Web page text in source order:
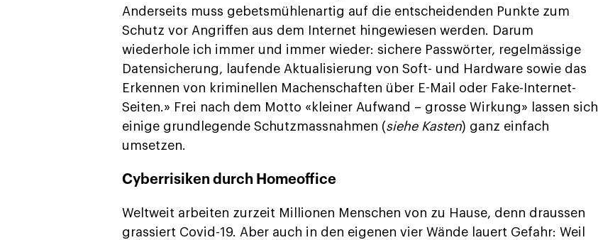
Anderseits muss gebetsmühlenartig auf die entscheidenden Punkte zum
Schutz vor Angriffen aus dem Internet hingewiesen werden. Darum
wiederhole ich immer und immer wieder: sichere Passwörter, regelmässige
Datensicherung, laufende Aktualisierung von Soft- und Hardware sowie das
Erkennen von kriminellen Machenschaften über E-Mail oder Fake-Internet-
Seiten.» Frei nach dem Motto «kleiner Aufwand – grosse Wirkung» lassen sich
einige grundlegende Schutzmassnahmen (siehe Kasten) ganz einfach
umsetzen.
Cyberrisiken durch Homeoffice
Weltweit arbeiten zurzeit Millionen Menschen von zu Hause, denn draussen
grassiert Covid-19. Aber auch in den eigenen vier Wände lauert Gefahr: Weil